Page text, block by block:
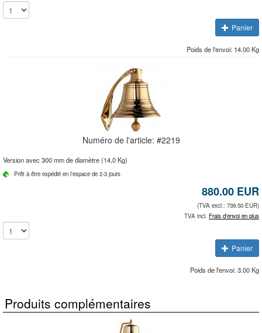
Panier
Poids de l'envoi: 14.00 Kg
Numéro de l'article: #2219
Version avec 300 mm de diamètre (14,0 Kg)
Prêt à être expédié en l'espace de 2-3 jours
880.00 EUR
(TVA excl.: 739.50 EUR)
TVA incl. Frais d'envoi en plus
Panier
Poids de l'envoi: 3.00 Kg
Produits complémentaires